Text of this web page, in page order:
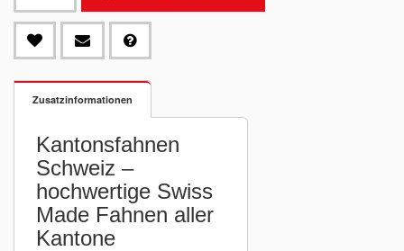
Zusatzinformationen
Kantonsfahnen
Schweiz –
hochwertige Swiss
Made Fahnen aller
Kantone